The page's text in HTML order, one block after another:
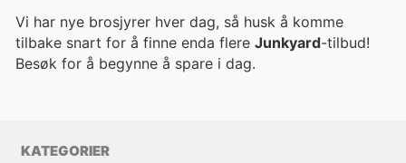
Vi har nye brosjyrer hver dag, så husk å komme
tilbake snart for å finne enda flere Junkyard-tilbud!
Besøk for å begynne å spare i dag.
KATEGORIER